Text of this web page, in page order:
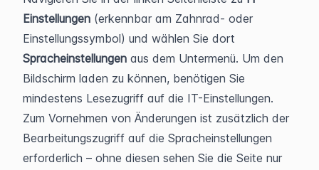
Einstellungen (erkennbar am Zahnrad- oder
Spracheinstellungen aus dem Untermenü. Um den
Bildschirm laden zu können, benötigen Sie
mindestens Lesezugriff auf die IT-Einstellungen.
Zum Vornehmen von Änderungen ist zusätzlich der
Bearbeitungszugriff auf die Spracheinstellungen
erforderlich – ohne diesen sehen Sie die Seite nur